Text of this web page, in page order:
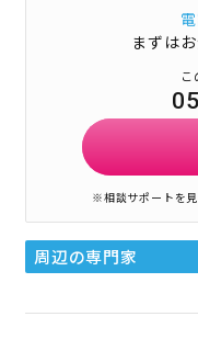
まずは
こ
※相談サポートを見
周辺の専門家